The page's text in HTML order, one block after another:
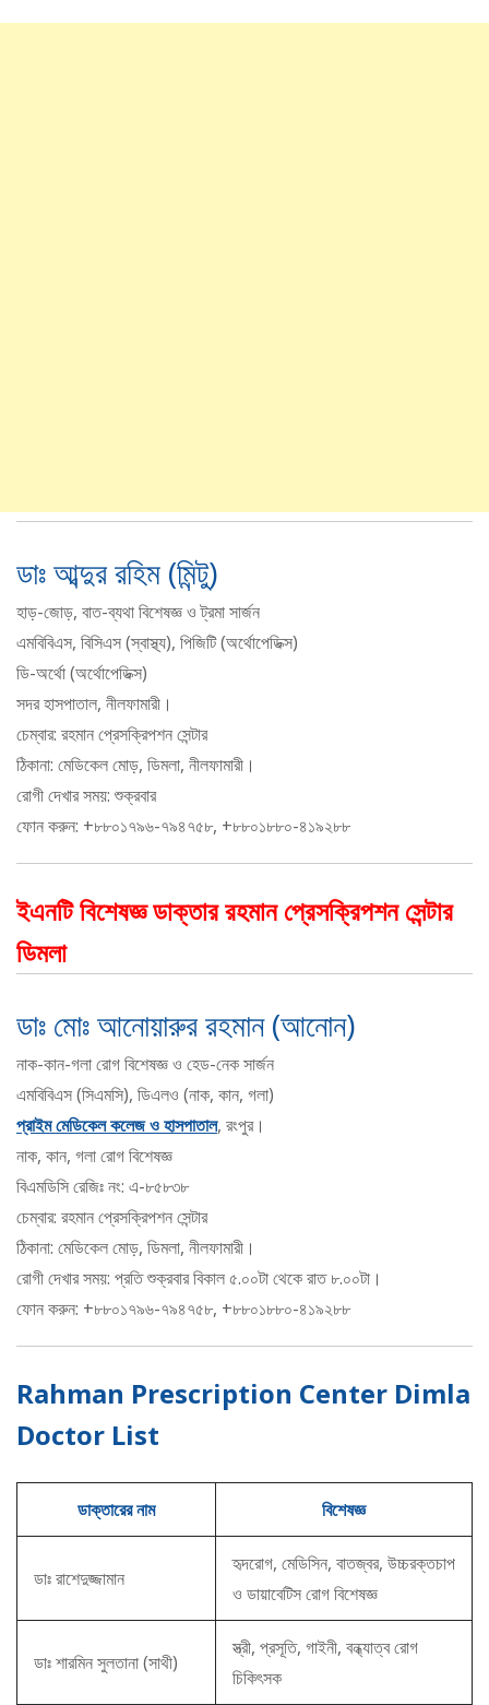
ডাঃ আব্দুর রহিম (মিন্টু)
হাড়-জোড়, বাত-ব্যথা বিশেষজ্ঞ ও ট্রমা সার্জন
এমবিবিএস, বিসিএস (স্বাস্থ্য), পিজিটি (অর্থোপেডিক্স)
ডি-অর্থো (অর্থোপেডিক্স)
সদর হাসপাতাল, নীলফামারী।
চেম্বার: রহমান প্রেসক্রিপশন সেন্টার
ঠিকানা: মেডিকেল মোড়, ডিমলা, নীলফামারী।
রোগী দেখার সময়: শুক্রবার
ফোন করুন: +৮৮০১৭৯৬-৭৯৪৭৫৮, +৮৮০১৮৮০-৪১৯২৮৮
ইএনটি বিশেষজ্ঞ ডাক্তার রহমান প্রেসক্রিপশন সেন্টার
ডিমলা
ডাঃ মোঃ আনোয়ারুর রহমান (আনোন)
নাক-কান-গলা রোগ বিশেষজ্ঞ ও হেড-নেক সার্জন
এমবিবিএস (সিএমসি), ডিএলও (নাক, কান, গলা)
প্রাইম মেডিকেল কলেজ ও হাসপাতাল, রংপুর।
নাক, কান, গলা রোগ বিশেষজ্ঞ
বিএমডিসি রেজিঃ নং: এ-৮৫৮৩৮
চেম্বার: রহমান প্রেসক্রিপশন সেন্টার
ঠিকানা: মেডিকেল মোড়, ডিমলা, নীলফামারী।
রোগী দেখার সময়: প্রতি শুক্রবার বিকাল ৫.০০টা থেকে রাত ৮.০০টা।
ফোন করুন: +৮৮০১৭৯৬-৭৯৪৭৫৮, +৮৮০১৮৮০-৪১৯২৮৮
Rahman Prescription Center Dimla
Doctor List
ডাক্তারের নাম বিশেষজ্ঞ
ডাঃ রাশেদুজ্জামান
হৃদরোগ, মেডিসিন, বাতজ্বর, উচ্চরক্তচাপ
ও ডায়াবেটিস রোগ বিশেষজ্ঞ
ডাঃ শারমিন সুলতানা (সাথী)
স্ত্রী, প্রসূতি, গাইনী, বন্ধ্যাত্ব রোগ
চিকিৎসক